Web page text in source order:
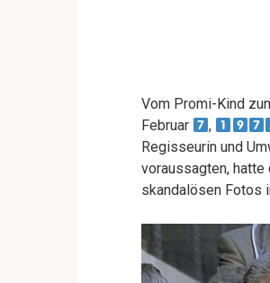
Vom Promi-Kind
Februar
,
Regisseurin und
voraussagten, hatte
skandalösen Fotos